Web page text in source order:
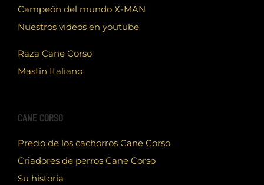
Campeón del mundo X-MAN
Nuestros videos en youtube
Raza Cane Corso
Mastín Italiano
CANE CORSO
Precio de los cachorros Cane Corso
Criadores de perros Cane Corso
Su historia